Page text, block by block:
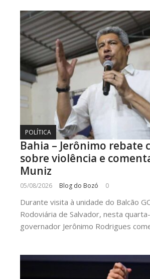
POLÍTICA
Bahia – Jerônimo rebate
sobre violência e
Muniz
05/08/2026 Blog do Bozó 0
Durante visita à unidade do Balcão
Rodoviária de Salvador, nesta
governador Jerônimo Rodrigues